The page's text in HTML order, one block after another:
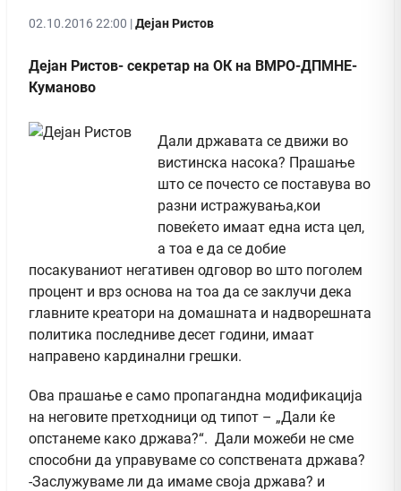
02.10.2016 22:00 |Дејан Ристов
Дејан Ристов- секретар на ОК на ВМРО-ДПМНЕ-
Куманово
Дали државата се движи во
вистинска насока? Прашање
што се почесто се поставува во
разни истражувања,кои
повеќето имаат една иста цел,
а тоа е да се добие
посакуваниот негативен одговор во што поголем
процент и врз основа на тоа да се заклучи дека
главните креатори на домашната и надворешната
политика последниве десет години, имаат
направено кардинални грешки.
Ова прашање е само пропагандна модификација
на неговите претходници од типот – „Дали ќе
опстанеме како држава?“. Дали можеби не сме
способни да управуваме со сопствената држава?
-Заслужуваме ли да имаме своја држава? и